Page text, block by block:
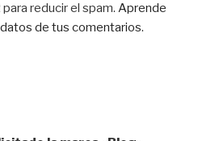
reducir el spam. Aprende
de tus comentarios.